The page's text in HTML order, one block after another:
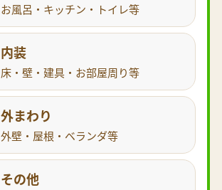
お風呂・キッチン・トイレ等
内装
床・壁・建具・お部屋周り等
外まわり
外壁・屋根・ベランダ等
その他